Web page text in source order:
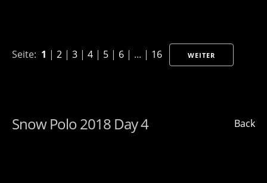
Seite: 1 | 2 | 3 | 4 | 5 | 6 | ... | 16 WEITER
Back
Snow Polo 2018 Day 4